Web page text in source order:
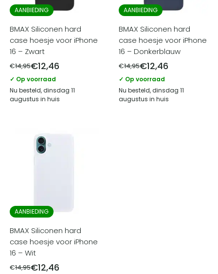
AANBIEDING
BMAX Siliconen hard
case hoesje voor iPhone
16 – Zwart
€14,95€12,46
✓ Op voorraad
Nu besteld, dinsdag 11
augustus in huis
AANBIEDING
BMAX Siliconen hard
case hoesje voor iPhone
16 – Donkerblauw
€14,95€12,46
✓ Op voorraad
Nu besteld, dinsdag 11
augustus in huis
AANBIEDING
BMAX Siliconen hard
case hoesje voor iPhone
16 – Wit
€14,95€12,46